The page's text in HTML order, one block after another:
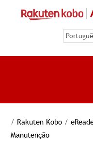
/ Rakuten Kobo /
Manutenção